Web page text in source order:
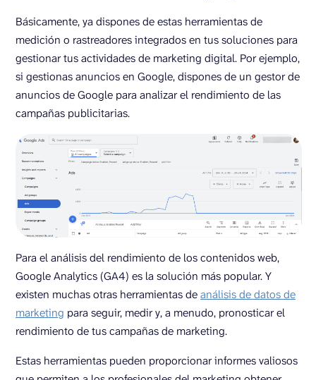
Básicamente, ya dispones de estas herramientas de
medición o rastreadores integrados en tus soluciones para
gestionar tus actividades de marketing digital. Por ejemplo,
si gestionas anuncios en Google, dispones de un gestor de
anuncios de Google para analizar el rendimiento de las
campañas publicitarias.
Para el análisis del rendimiento de los contenidos web,
Google Analytics (GA4) es la solución más popular. Y
existen muchas otras herramientas deanálisis de datos de
marketing para seguir, medir y, a menudo, pronosticar el
rendimiento de tus campañas de marketing.
Estas herramientas pueden proporcionar informes valiosos